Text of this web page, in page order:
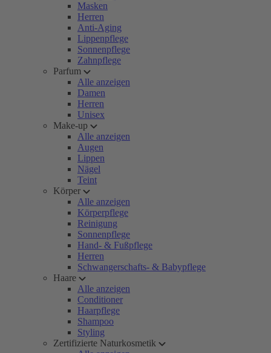
Masken
Herren
Anti-Aging
Lippenpflege
Sonnenpflege
Zahnpflege
Parfum
Alle anzeigen
Damen
Herren
Unisex
Make-up
Alle anzeigen
Augen
Lippen
Nägel
Teint
Körper
Alle anzeigen
Körperpflege
Reinigung
Sonnenpflege
Hand- & Fußpflege
Herren
Schwangerschafts- & Babypflege
Haare
Alle anzeigen
Conditioner
Haarpflege
Shampoo
Styling
Zertifizierte Naturkosmetik